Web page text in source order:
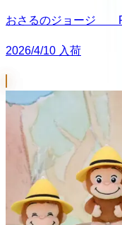
おさるのジョージ
2026/4/10 入荷